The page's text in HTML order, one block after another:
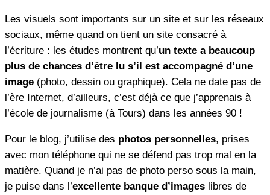
Les visuels sont importants sur un site et sur les réseaux
sociaux, même quand on tient un site consacré à
l’écriture : les études montrent qu’un texte a beaucoup
plus de chances d’être lu s’il est accompagné d’une
image (photo, dessin ou graphique). Cela ne date pas de
l’ère Internet, d’ailleurs, c’est déjà ce que j’apprenais à
l’école de journalisme (à Tours) dans les années 90 !
Pour le blog, j’utilise des photos personnelles, prises
avec mon téléphone qui ne se défend pas trop mal en la
matière. Quand je n’ai pas de photo perso sous la main,
je puise dans l’excellente banque d’images libres de